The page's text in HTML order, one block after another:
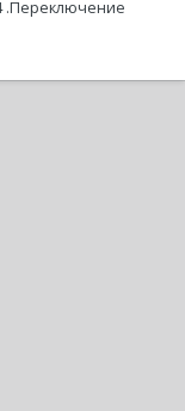
.Переключение